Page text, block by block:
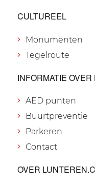
CULTUREEL
Monumenten
Tegelroute
INFORMATIE
AED punten
Buurtpreventie
Parkeren
Contact
OVER